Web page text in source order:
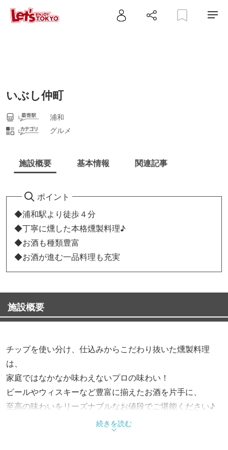
いぶし仲町
浦和
グルメ
施設概要 基本情報 関連記事
ポイント
◆浦和駅より徒歩４分
◆丁寧に燻した本格燻製料理♪
◆お酒も種類豊富
◆お酒が進む一品料理も充実
施設概要
チップを使い分け、仕込みからこだわり抜いた燻製料理
は、
家庭ではなかなか味わえないプロの味わい！
ビールやウィスキーなど豊富に揃えたお酒を片手に、
至高の味わいをリーズナブルなお値段でご堪能ください♪
続きを読む